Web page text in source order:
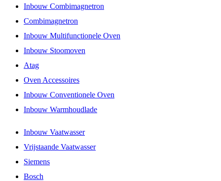
Inbouw Combimagnetron
Combimagnetron
Inbouw Multifunctionele Oven
Inbouw Stoomoven
Atag
Oven Accessoires
Inbouw Conventionele Oven
Inbouw Warmhoudlade
Inbouw Vaatwasser
Vrijstaande Vaatwasser
Siemens
Bosch